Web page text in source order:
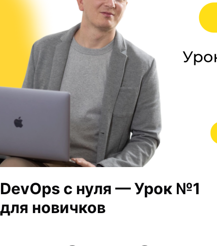
DevOps с нуля — Урок №1
для новичков